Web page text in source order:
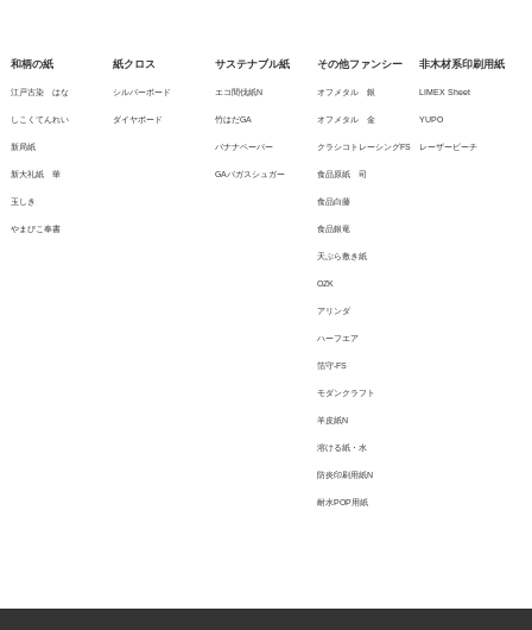
和柄の紙
江戸古染 はな
しこくてんれい
新局紙
新大礼紙 華
玉しき
やまびこ奉書
紙クロス
シルバーボード
ダイヤボード
サステナブル紙
エコ間伐紙N
竹はだGA
バナナペーパー
GAバガスシュガー
その他ファンシー
オフメタル 銀
オフメタル 金
クラシコトレーシングFS
食品原紙 司
食品白藤
食品銀竜
天ぷら敷き紙
OZK
アリンダ
ハーフエア
箔守-FS
モダンクラフト
羊皮紙N
溶ける紙・水
防炎印刷用紙N
耐水POP用紙
非木材系印刷用紙
LIMEX Sheet
YUPO
レーザーピーチ